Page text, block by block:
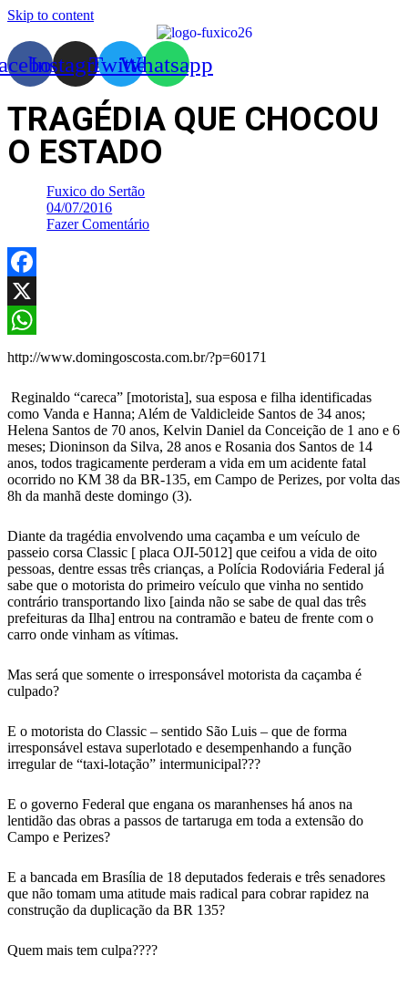
Skip to content
InstagramTwitterWhatsapp
TRAGÉDIA QUE CHOCOU
O ESTADO
Fuxico do Sertão
04/07/2016
Fazer Comentário
Facebook
X
WhatsApp
http://www.domingoscosta.com.br/?p=60171
Reginaldo “careca” [motorista], sua esposa e filha identificadas
como Vanda e Hanna; Além de Valdicleide Santos de 34 anos;
Helena Santos de 70 anos, Kelvin Daniel da Conceição de 1 ano e 6
meses; Dioninson da Silva, 28 anos e Rosania dos Santos de 14
anos, todos tragicamente perderam a vida em um acidente fatal
ocorrido no KM 38 da BR-135, em Campo de Perizes, por volta das
8h da manhã deste domingo (3).
Diante da tragédia envolvendo uma caçamba e um veículo de
passeio corsa Classic [ placa OJI-5012] que ceifou a vida de oito
pessoas, dentre essas três crianças, a Polícia Rodoviária Federal já
sabe que o motorista do primeiro veículo que vinha no sentido
contrário transportando lixo [ainda não se sabe de qual das três
prefeituras da Ilha] entrou na contramão e bateu de frente com o
carro onde vinham as vítimas.
Mas será que somente o irresponsável motorista da caçamba é
culpado?
E o motorista do Classic – sentido São Luis – que de forma
irresponsável estava superlotado e desempenhando a função
irregular de “taxi-lotação” intermunicipal???
E o governo Federal que engana os maranhenses há anos na
lentidão das obras a passos de tartaruga em toda a extensão do
Campo e Perizes?
E a bancada em Brasília de 18 deputados federais e três senadores
que não tomam uma atitude mais radical para cobrar rapidez na
construção da duplicação da BR 135?
Quem mais tem culpa????